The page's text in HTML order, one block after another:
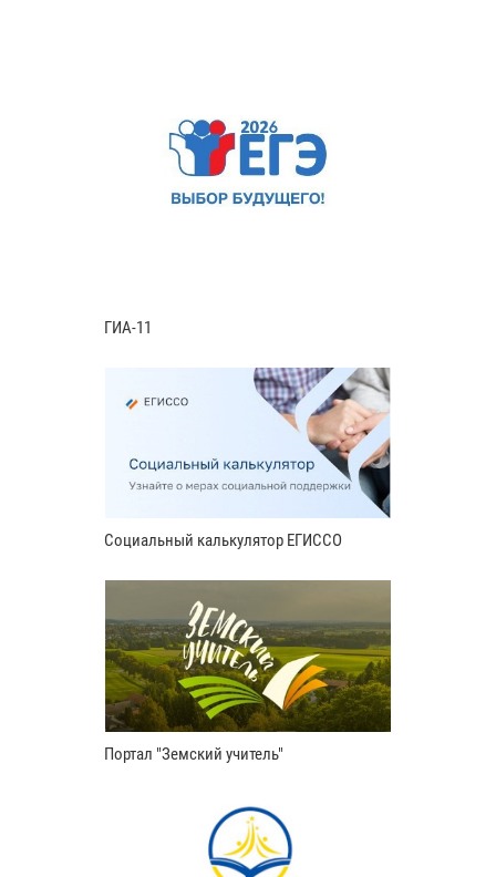
ГИА-11
Социальный калькулятор ЕГИССО
Портал "Земский учитель"